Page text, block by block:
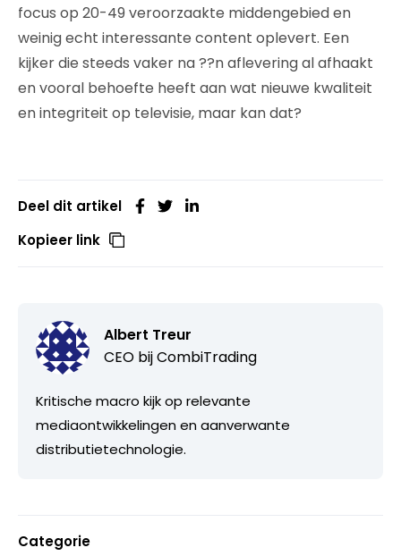
focus op 20-49 veroorzaakte middengebied en
weinig echt interessante content oplevert. Een
kijker die steeds vaker na ??n aflevering al afhaakt
en vooral behoefte heeft aan wat nieuwe kwaliteit
en integriteit op televisie, maar kan dat?
Deel dit artikel
Kopieer link
Albert Treur
CEO bijCombiTrading
Kritische macro kijk op relevante
mediaontwikkelingen en aanverwante
distributietechnologie.
Categorie